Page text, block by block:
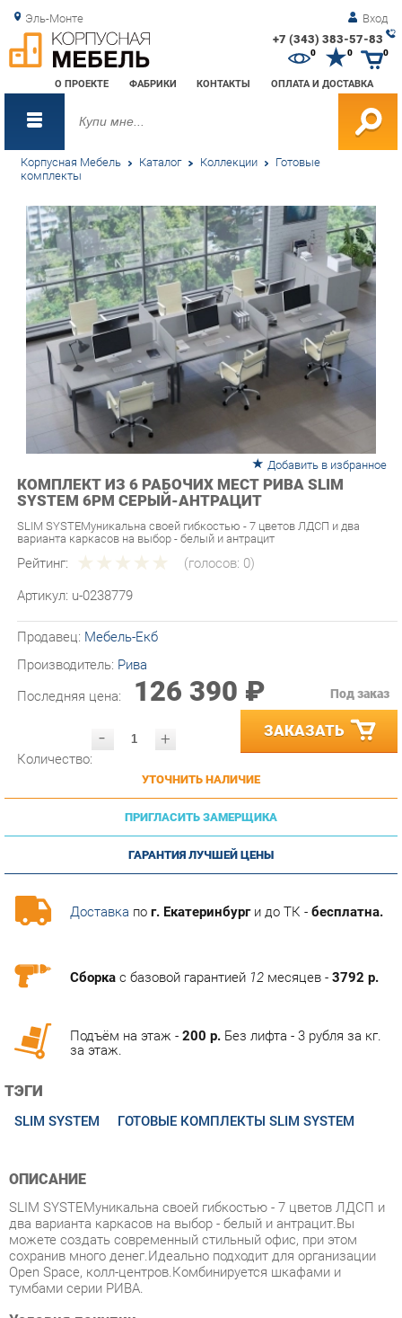
Эль-Монте Вход
+7 (343) 383-57-83
О ПРОЕКТЕ ФАБРИКИ КОНТАКТЫ ОПЛАТА И ДОСТАВКА
0 0
Корпусная Мебель Каталог Коллекции Готовые
комплекты
Добавить в избранное
КОМПЛЕКТ ИЗ 6 РАБОЧИХ МЕСТ РИВА SLIM
SYSTEM 6РМ СЕРЫЙ-АНТРАЦИТ
SLIM SYSTEMуникальна своей гибкостью - 7 цветов ЛДСП и два
Рейтинг: (голосов:0)
Артикул: u-0238779
Производитель:Рива
Последняя цена: 126 390 ₽
- ЗАКАЗАТЬ
УТОЧНИТЬ НАЛИЧИЕ
ПРИГЛАСИТЬ ЗАМЕРЩИКА
ГАРАНТИЯ ЛУЧШЕЙ ЦЕНЫ
Доставкапог. Екатеринбурги до ТК -бесплатна.
ТЭГИ
ОПИСАНИЕ
два варианта каркасов на выбор - белый и антрацит.Вы
сохранив много денег.Идеально подходит для организации
Open Space, колл-центров.Комбинируется шкафами и
тумбами серии РИВА.
Условия покупки
Благодаря качественным фото, исчерпывающей информации
о характеристиках и параметрах, а также отзывам